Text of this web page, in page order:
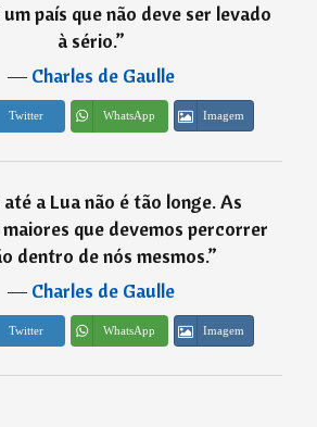
país que não deve ser levado
à sério.”
―Charles de Gaulle
Twitter WhatsApp Imagem
a Lua não é tão longe. As
que devemos percorrer
dentro de nós mesmos.”
―Charles de Gaulle
Twitter WhatsApp Imagem